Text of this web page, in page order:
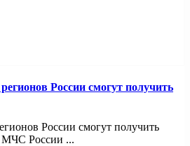
России смогут получить
России смогут получить
МЧС России ...